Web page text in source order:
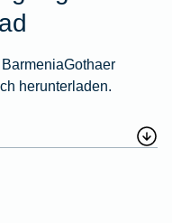
herunterladen.